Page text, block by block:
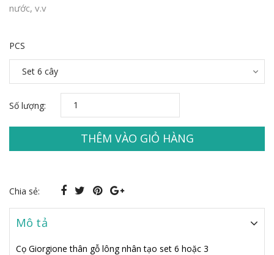
nước, v.v
PCS
Số lượng:
THÊM VÀO GIỎ HÀNG
Chia sẻ:
Mô tả
Cọ Giorgione thân gỗ lông nhân tạo set 6 hoặc 3